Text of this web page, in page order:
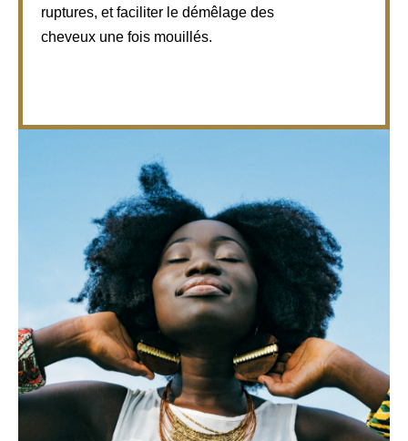
ruptures, et faciliter le démêlage des
cheveux une fois mouillés.